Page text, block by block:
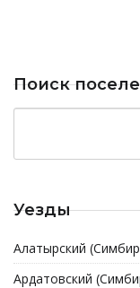
Поиск
Уезды
Алатырский
Ардатовский